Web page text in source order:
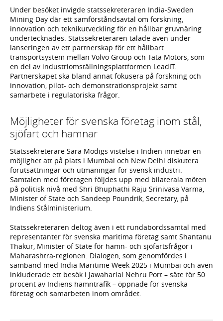
Under besöket invigde statssekreteraren India-Sweden
Mining Day där ett samförståndsavtal om forskning,
innovation och teknikutveckling för en hållbar gruvnäring
undertecknades. Statssekreteraren talade även under
lanseringen av ett partnerskap för ett hållbart
transportsystem mellan Volvo Group och Tata Motors, som
en del av industriomställningsplattformen LeadIT.
Partnerskapet ska bland annat fokusera på forskning och
innovation, pilot- och demonstrationsprojekt samt
samarbete i regulatoriska frågor.
Möjligheter för svenska företag inom stål,
sjöfart och hamnar
Statssekreterare Sara Modigs vistelse i Indien innebar en
möjlighet att på plats i Mumbai och New Delhi diskutera
förutsättningar och utmaningar för svensk industri.
Samtalen med företagen följdes upp med bilaterala möten
på politisk nivå med Shri Bhuphathi Raju Srinivasa Varma,
Minister of State och Sandeep Poundrik, Secretary, på
Indiens Stålministerium.
Statssekreteraren deltog även i ett rundabordssamtal med
representanter för svenska maritima företag samt Shantanu
Thakur, Minister of State för hamn- och sjöfartsfrågor i
Maharashtra-regionen. Dialogen, som genomfördes i
samband med India Maritime Week 2025 i Mumbai och även
inkluderade ett besök i Jawaharlal Nehru Port – säte för 50
procent av Indiens hamntrafik – öppnade för svenska
företag och samarbeten inom området.